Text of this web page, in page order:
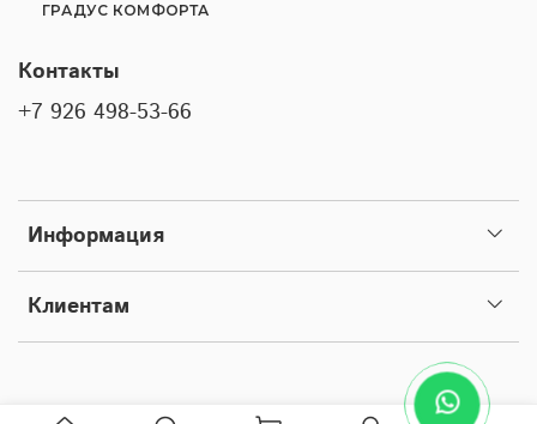
ГРАДУС КОМФОРТА
Информация
Клиентам
Контакты
+7 926 498-53-66